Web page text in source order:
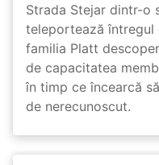
Strada Stejar dintr-o
teleportează
familia Platt
de capacitatea
în timp ce încearcă
de nerecunoscut.